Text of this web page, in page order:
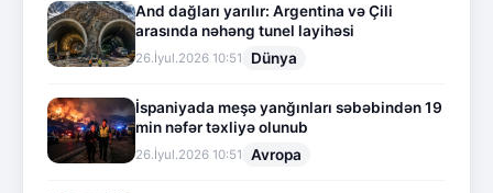
And dağları yarılır: Argentina və Çili
arasında nəhəng tunel layihəsi
26.İyul.2026 10:51 Dünya
İspaniyada meşə yanğınları səbəbindən 19
min nəfər təxliyə olunub
26.İyul.2026 10:51 Avropa